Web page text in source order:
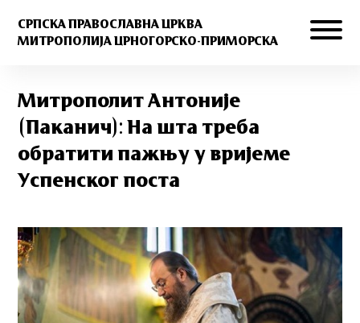
СРПСКА ПРАВОСЛАВНА ЦРКВА
МИТРОПОЛИЈА ЦРНОГОРСКО-ПРИМОРСКА
Митрополит Антоније
(Паканич): На шта треба
обратити пажњу у вријеме
Успенског поста